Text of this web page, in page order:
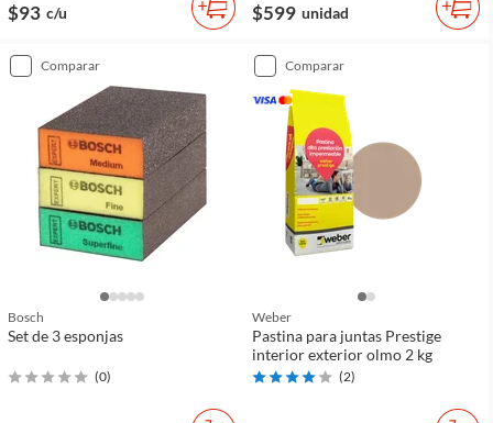
$93 c/u $599 unidad
comparar
Bosch
Set de 3 esponjas
(0)
comparar
Weber
Pastina para juntas Prestige
interior exterior olmo 2 kg
(2)